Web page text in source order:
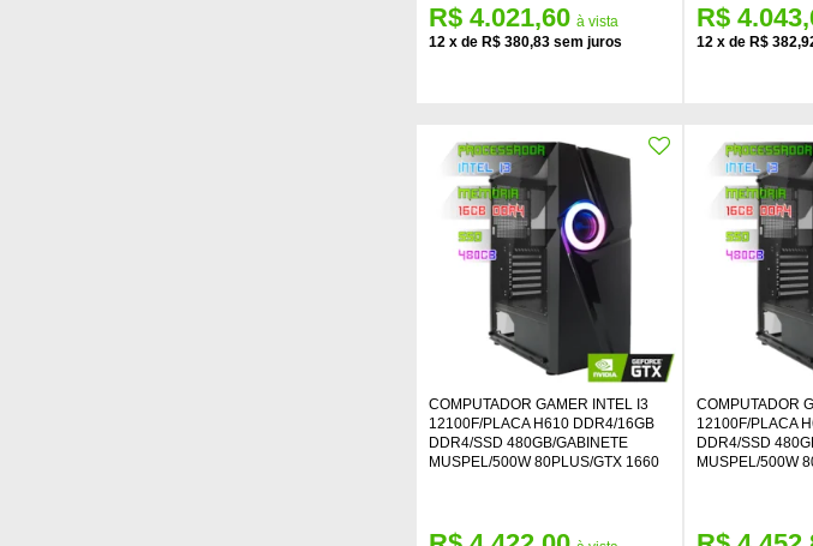
12 x de R$ 380,83
R$ 4.021,60
12 x de R$
R$
COMPUTADOR GAMER INTEL I3
12100F/PLACA H610 DDR4/16GB
DDR4/SSD 480GB/GABINETE
MUSPEL/500W 80PLUS/GTX 1660
COMPUTADOR
12100F/PLACA
DDR4/SSD
MUSPEL/500W